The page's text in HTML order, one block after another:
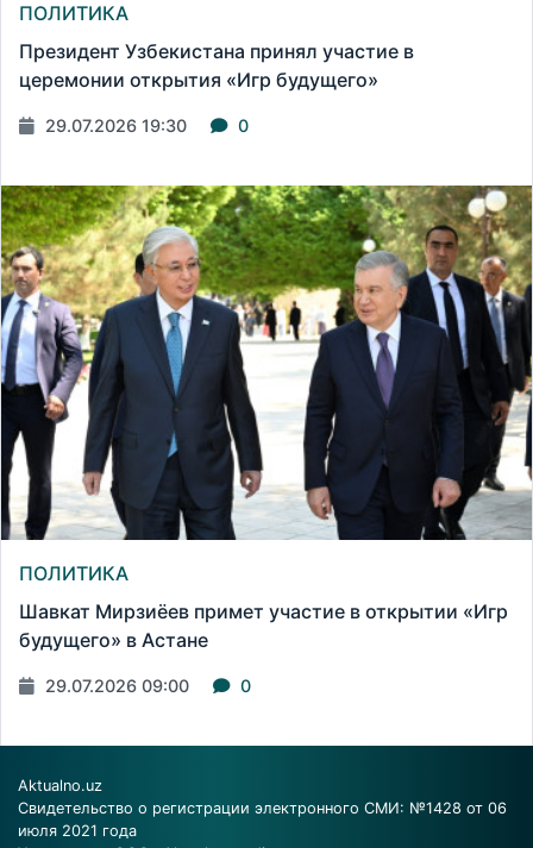
ПОЛИТИКА
Президент Узбекистана принял участие в
церемонии открытия «Игр будущего»
29.07.2026 19:30 0
ПОЛИТИКА
Шавкат Мирзиёев примет участие в открытии «Игр
будущего» в Астане
29.07.2026 09:00 0
Aktualno.uz
Свидетельство о регистрации электронного СМИ: №1428 от 06
июля 2021 года